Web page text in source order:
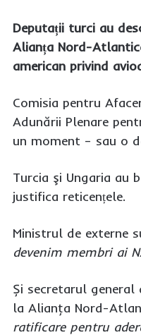
Deputații turci au
Alianța Nord-
american privind
Comisia pentru
Adunării Plenare
un moment – sau o
Turcia şi Ungaria au
justifica reticențele.
Ministrul de externe
devenim membri ai
Și secretarul
la Alianţa Nord-
ratificare pentru